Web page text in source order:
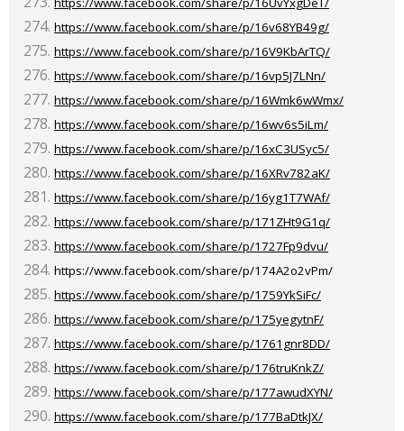
https://www.facebook.com/share/p/16v68YB49g/
https://www.facebook.com/share/p/16V9KbArTQ/
https://www.facebook.com/share/p/16vp5J7LNn/
https://www.facebook.com/share/p/16Wmk6wWmx/
https://www.facebook.com/share/p/16wv6s5iLm/
https://www.facebook.com/share/p/16xC3USyc5/
https://www.facebook.com/share/p/16XRv782aK/
https://www.facebook.com/share/p/16yg1T7WAf/
https://www.facebook.com/share/p/171ZHt9G1q/
https://www.facebook.com/share/p/1727Fp9dvu/
https://www.facebook.com/share/p/174A2o2vPm/
https://www.facebook.com/share/p/1759YkSiFc/
https://www.facebook.com/share/p/175yegytnF/
https://www.facebook.com/share/p/1761gnr8DD/
https://www.facebook.com/share/p/176truKnkZ/
https://www.facebook.com/share/p/177awudXYN/
https://www.facebook.com/share/p/177BaDtkJX/